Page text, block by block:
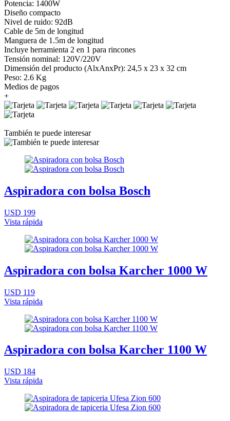
Potencia: 1400W
Diseño compacto
Nivel de ruido: 92dB
Cable de 5m de longitud
Manguera de 1.5m de longitud
Incluye herramienta 2 en 1 para rincones
Tensión nominal: 120V/220V
Dimensión del producto (AlxAnxPr): 24,5 x 23 x 32 cm
Peso: 2.6 Kg
Medios de pagos
+
También te puede interesar
Aspiradora con bolsa Bosch
USD 199
Vista rápida
Aspiradora con bolsa Karcher 1000 W
USD 119
Vista rápida
Aspiradora con bolsa Karcher 1100 W
USD 184
Vista rápida